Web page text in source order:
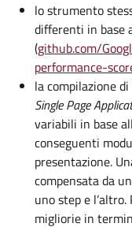
lo strumento
differenti in base
(github.com/
performance-
la compilazione
Single Page
variabili in base
conseguenti
presentazione.
compensata da
uno step e
migliorie in